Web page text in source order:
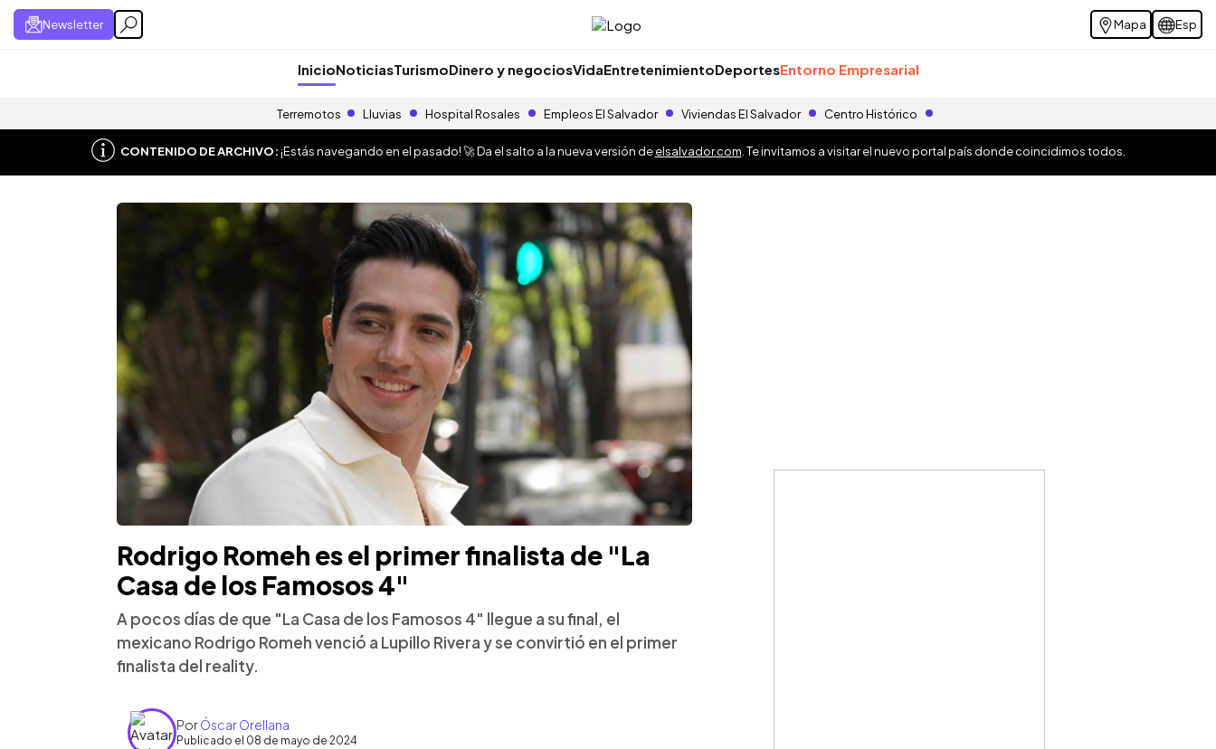
Newsletter Mapa Esp
InicioNoticiasTurismoDinero y negociosVidaEntretenimientoDeportesEntorno Empresarial
Terremotos Lluvias Hospital Rosales Empleos El Salvador Viviendas El Salvador Centro Histórico
CONTENIDO DE ARCHIVO:¡Estás navegando en el pasado! 🚀 Da el salto a la nueva versión deelsalvador.com . Te invitamos a visitar el nuevo portal país donde coincidimos todos.
Rodrigo Romeh es el primer finalista de "La
Casa de los Famosos 4"
A pocos días de que "La Casa de los Famosos 4" llegue a su final, el
mexicano Rodrigo Romeh venció a Lupillo Rivera y se convirtió en el primer
finalista del reality.
PorÓscar Orellana
Publicado el 08 de mayo de 2024